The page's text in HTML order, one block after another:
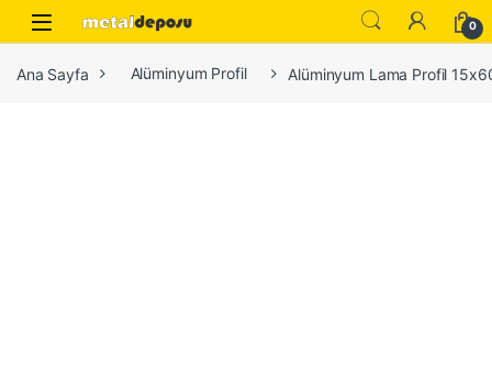
Skip to navigation
Skip to content
0
Ana Sayfa Alüminyum Profil Alüminyum Lama Profil